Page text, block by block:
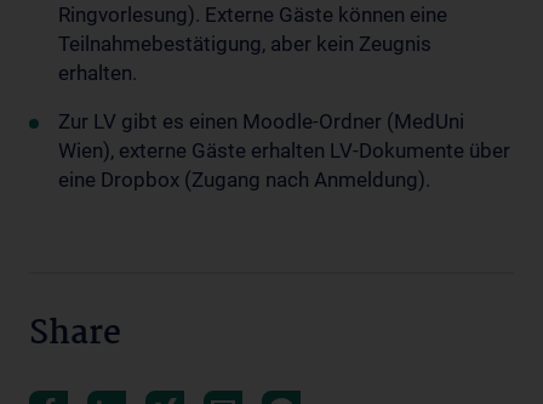
Ringvorlesung). Externe Gäste können eine
Teilnahmebestätigung, aber kein Zeugnis
erhalten.
Zur LV gibt es einen Moodle-Ordner (MedUni
Wien), externe Gäste erhalten LV-Dokumente über
eine Dropbox (Zugang nach Anmeldung).
Share